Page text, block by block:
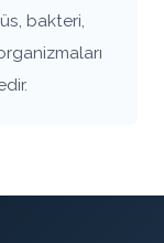
bakteri,